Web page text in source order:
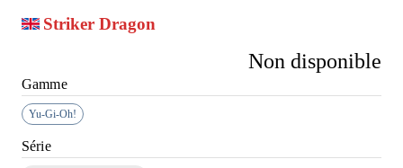
Striker Dragon
Gamme
Yu-Gi-Oh!
Série
Non disponible